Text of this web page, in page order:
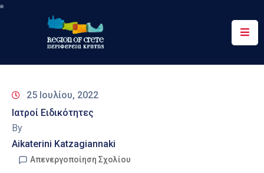
Περιφέρεια
&
Δράσεις
Ψηφιακές
25 Ιουλίου, 2022
Ιατροί Ειδικότητες
By
Aikaterini Katzagiannaki
Απενεργοποίηση Σχολίου